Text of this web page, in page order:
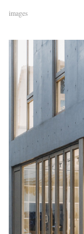
images